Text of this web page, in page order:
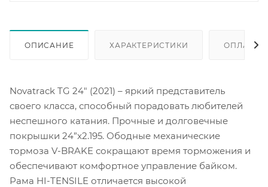
ОПИСАНИЕ ХАРАКТЕРИСТИКИ ОПЛАТА
Novatrack TG 24" (2021) – яркий представитель
своего класса, способный порадовать любителей
неспешного катания. Прочные и долговечные
покрышки 24”x2.195. Ободные механические
тормоза V-BRAKE сокращают время торможения и
обеспечивают комфортное управление байком.
Рама HI-TENSILE отличается высокой